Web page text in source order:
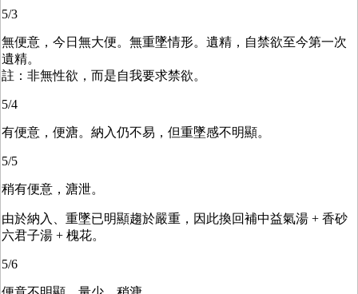
5/3
無便意，今日無大便。無重墜情形。遺精，自禁欲至今第一次
遺精。
註：非無性欲，而是自我要求禁欲。
5/4
有便意，便溏。納入仍不易，但重墜感不明顯。
5/5
稍有便意，溏泄。
由於納入、重墜已明顯趨於嚴重，因此換回補中益氣湯 + 香砂
六君子湯 + 槐花。
5/6